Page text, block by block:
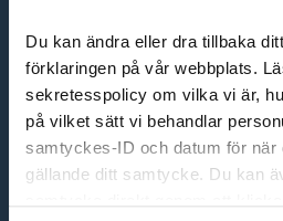
Du kan ändra eller dra tillbaka
förklaringen på vår webbplats.
sekretesspolicy om vilka vi är,
på vilket sätt vi behandlar
samtyckes-ID och datum för när
gällande ditt samtycke. Du kan
Med hjälp av
kunnande och öppna
fullfölja vår